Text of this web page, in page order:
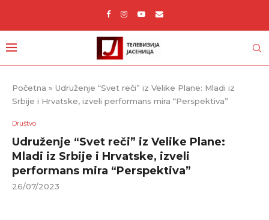
Početna » Udruženje “Svet reči” iz Velike Plane: Mladi iz
Srbije i Hrvatske, izveli performans mira “Perspektiva”
Društvo
Udruženje “Svet reči” iz Velike Plane:
Mladi iz Srbije i Hrvatske, izveli
performans mira “Perspektiva”
26/07/2023